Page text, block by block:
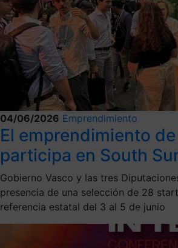
04/06/2026 Emprendimiento
El emprendimiento
participa en South
Gobierno Vasco y las tres
presencia de una selección de 28
referencia estatal del 3 al 5 de junio